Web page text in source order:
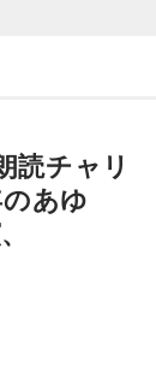
してMars89
曲で最後まで
ターズ 実況中
ハムファイタ
～9時00分
開幕直前！
レオ放談』の
放送メディア
企画。
とになった。
道のりを振り
への今までの
ールを届ける1
高田に実際に
読チャリ
あゆ